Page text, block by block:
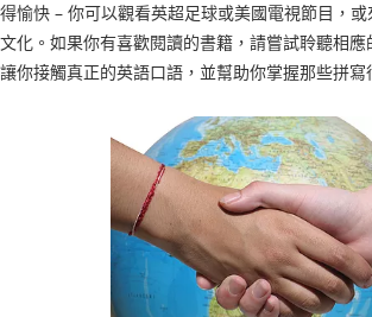
得愉快 – 你可以觀看英超足球或美國電視節目，
文化。如果你有喜歡閱讀的書籍，請嘗試聆聽相
讓你接觸真正的英語口語，並幫助你掌握那些拼寫